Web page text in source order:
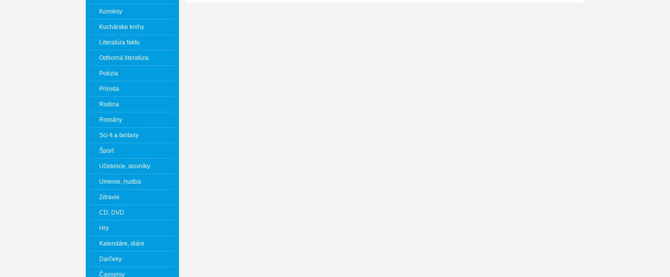
Komiksy
Kuchárske knihy
Literatúra faktu
Odborná literatúra
Poézia
Príroda
Rodina
Romány
Sci-fi a fantasy
Šport
Učebnice, slovníky
Umenie, hudba
Zdravie
CD, DVD
Hry
Kalendáre, diáre
Darčeky
Časopisy